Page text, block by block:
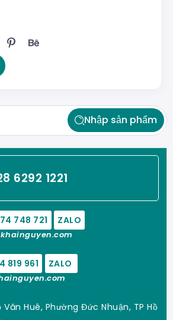
Nhập sản phẩm
6292 1221
748 721 ZALO
819 961 ZALO
Văn Huê, Phường Đức Nhuận, TP Hồ